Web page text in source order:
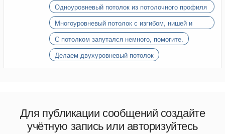
Одноуровневый потолок из потолочного профиля
60х27 (Есть вопрос)
Многоуровневый потолок с изгибом, нишей и
карнизом
С потолком запутался немного, помогите.
Делаем двухуровневый потолок
Для публикации сообщений создайте
учётную запись или авторизуйтесь